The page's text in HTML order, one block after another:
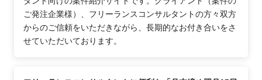
ご発注企業様）、フリーランスコンサルタントの方々双方
からのご信頼をいただきながら、長期的なお付き合いをさ
せていただいております。